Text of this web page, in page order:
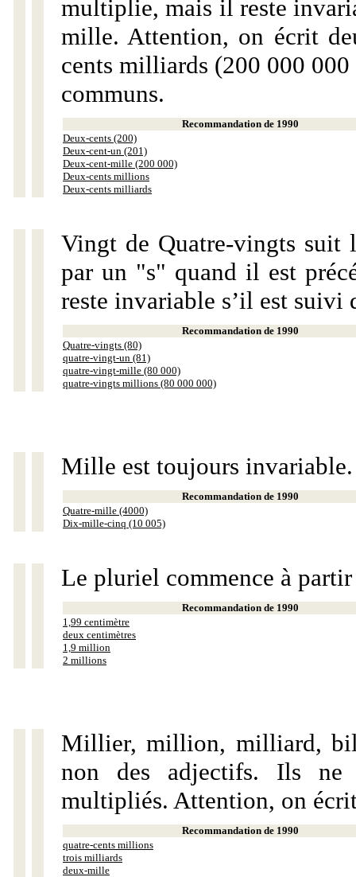
multiplie, mais il reste
mille. Attention, on écrit
cents milliards (200 000
communs.
Recommandation de 1990
Deux-cents (200)
Deux-cent-un (201)
Deux-cent-mille (200 000)
Deux-cents millions
Deux-cents milliards
Vingt de Quatre-vingts suit
par un "s" quand il est
reste invariable s’il est suivi
Recommandation de 1990
Quatre-vingts (80)
quatre-vingt-un (81)
quatre-vingt-mille (80 000)
quatre-vingts millions (80 000 000)
Mille est toujours invariable.
Recommandation de 1990
Quatre-mille (4000)
Dix-mille-cinq (10 005)
Le pluriel commence à
Recommandation de 1990
1,99 centimètre
deux centimètres
1,9 million
2 millions
Millier, million, milliard,
non des adjectifs. Ils ne
multipliés. Attention, on
Recommandation de 1990
quatre-cents millions
trois milliards
deux-mille